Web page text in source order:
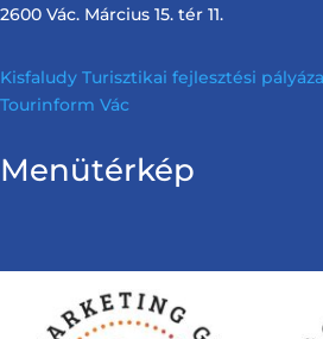
2600 Vác. Március 15. tér 11.
Kisfaludy Turisztikai fejlesztési pályázat
Tourinform Vác
Menütérkép